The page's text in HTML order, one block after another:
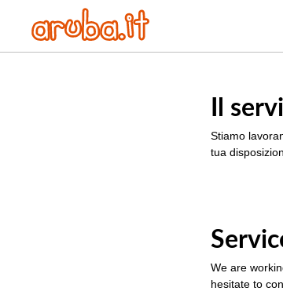
Il
Stiamo
tua
We are
hesitate to